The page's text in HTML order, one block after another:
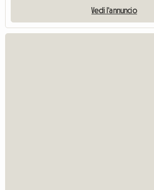
Vedi l'annuncio